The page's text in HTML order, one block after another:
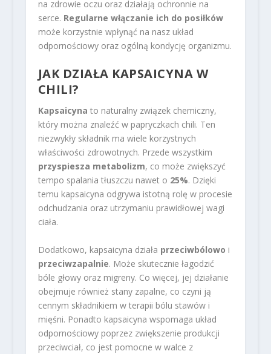
na zdrowie oczu oraz działają ochronnie na
serce. Regularne włączanie ich do posiłków
może korzystnie wpłynąć na nasz układ
odpornościowy oraz ogólną kondycję organizmu.
JAK DZIAŁA KAPSAICYNA W
CHILI?
Kapsaicyna to naturalny związek chemiczny,
który można znaleźć w papryczkach chili. Ten
niezwykły składnik ma wiele korzystnych
właściwości zdrowotnych. Przede wszystkim
przyspiesza metabolizm, co może zwiększyć
tempo spalania tłuszczu nawet o 25%. Dzięki
temu kapsaicyna odgrywa istotną rolę w procesie
odchudzania oraz utrzymaniu prawidłowej wagi
ciała.
Dodatkowo, kapsaicyna działa przeciwbólowo i
przeciwzapalnie. Może skutecznie łagodzić
bóle głowy oraz migreny. Co więcej, jej działanie
obejmuje również stany zapalne, co czyni ją
cennym składnikiem w terapii bólu stawów i
mięśni. Ponadto kapsaicyna wspomaga układ
odpornościowy poprzez zwiększenie produkcji
przeciwciał, co jest pomocne w walce z